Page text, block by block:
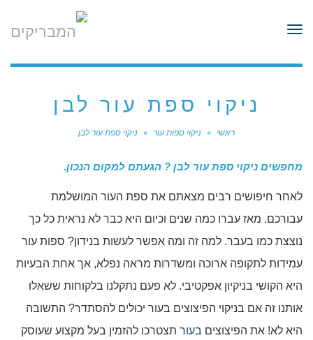
תפריט
ניקוי ספת עור לבן
ראשי » ניקוי ספות עור » ניקוי ספת עור לבן
מחפשים ניקוי ספת עור לבן ? הגעתם למקום הנכון.​
לאחר חיפושים רבים מצאתם את ספת העור המושלמת
עבורכם. מאז עברו כמה שנים וכיום היא כבר לא נראית כל כך
נוצצת כמו בעבר. למה זה ומה אפשר לעשות בנידון? ספות עור
עמידות לתקופה ארוכה ומשדרות מראה נפלא, אך אחת הבעיות
היא הקושי בניקיון אפקטיבי. לא פעם נתקלנו בלקוחות ששאלו
אותנו זה אם בניקוי הפיצוצים בעור יכולים להסתדר? התשובה
היא לא! את הפיצוצים בעור תצטרכו להזמין בעל מקצוע שעוסק